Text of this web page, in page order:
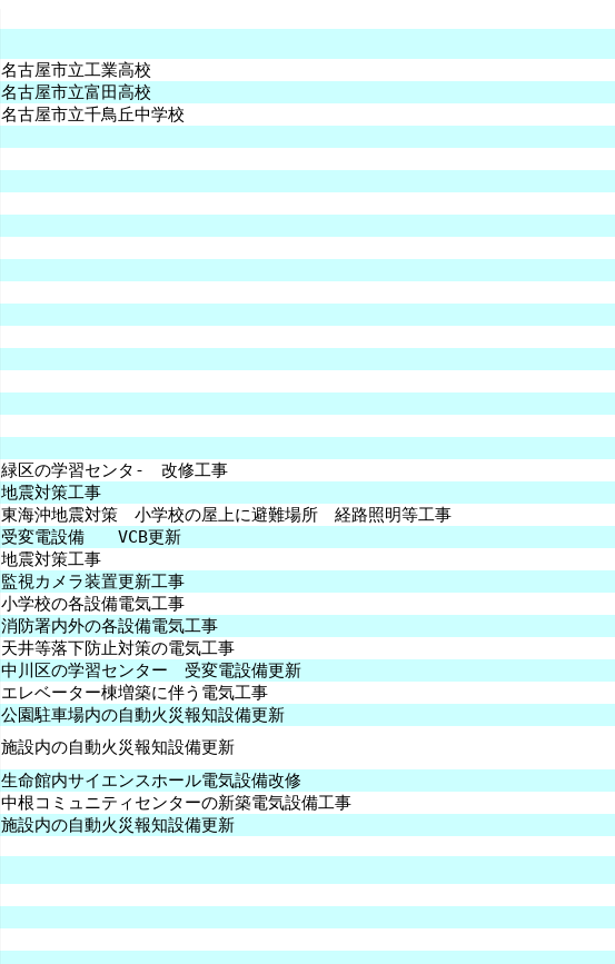
名古屋市立工業高校
名古屋市立富田高校
名古屋市立千鳥丘中学校
緑区の学習センタ- 改修工事
地震対策工事
東海沖地震対策 小学校の屋上に避難場所 経路照明等工事
受変電設備 VCB更新
地震対策工事
監視カメラ装置更新工事
小学校の各設備電気工事
消防署内外の各設備電気工事
天井等落下防止対策の電気工事
中川区の学習センター 受変電設備更新
エレベーター棟増築に伴う電気工事
公園駐車場内の自動火災報知設備更新
施設内の自動火災報知設備更新
生命館内サイエンスホール電気設備改修
中根コミュニティセンターの新築電気設備工事
施設内の自動火災報知設備更新